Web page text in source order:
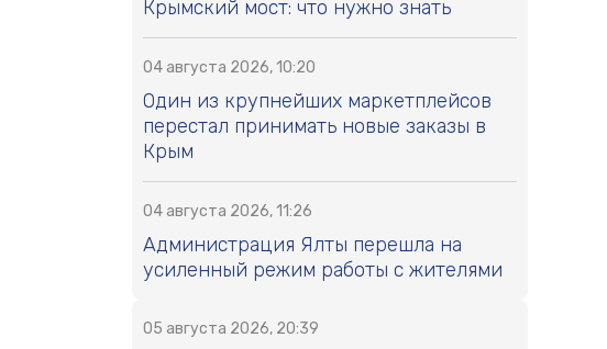
Крымский мост: что нужно знать
04 августа 2026, 10:20
Один из крупнейших маркетплейсов
перестал принимать новые заказы в
Крым
04 августа 2026, 11:26
Администрация Ялты перешла на
усиленный режим работы с жителями
05 августа 2026, 20:39